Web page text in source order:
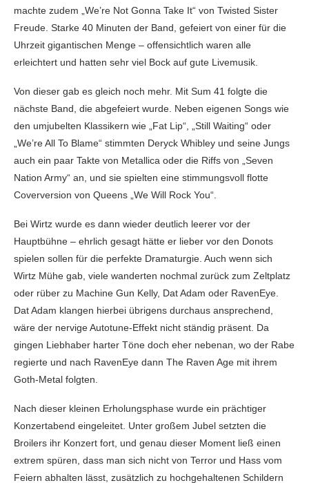
machte zudem „We’re Not Gonna Take It“ von Twisted Sister
Freude. Starke 40 Minuten der Band, gefeiert von einer für die
Uhrzeit gigantischen Menge – offensichtlich waren alle
erleichtert und hatten sehr viel Bock auf gute Livemusik.
Von dieser gab es gleich noch mehr. Mit Sum 41 folgte die
nächste Band, die abgefeiert wurde. Neben eigenen Songs wie
den umjubelten Klassikern wie „Fat Lip“, „Still Waiting“ oder
„We’re All To Blame“ stimmten Deryck Whibley und seine Jungs
auch ein paar Takte von Metallica oder die Riffs von „Seven
Nation Army“ an, und sie spielten eine stimmungsvoll flotte
Coverversion von Queens „We Will Rock You“.
Bei Wirtz wurde es dann wieder deutlich leerer vor der
Hauptbühne – ehrlich gesagt hätte er lieber vor den Donots
spielen sollen für die perfekte Dramaturgie. Auch wenn sich
Wirtz Mühe gab, viele wanderten nochmal zurück zum Zeltplatz
oder rüber zu Machine Gun Kelly, Dat Adam oder RavenEye.
Dat Adam klangen hierbei übrigens durchaus ansprechend,
wäre der nervige Autotune-Effekt nicht ständig präsent. Da
gingen Liebhaber harter Töne doch eher nebenan, wo der Rabe
regierte und nach RavenEye dann The Raven Age mit ihrem
Goth-Metal folgten.
Nach dieser kleinen Erholungsphase wurde ein prächtiger
Konzertabend eingeleitet. Unter großem Jubel setzten die
Broilers ihr Konzert fort, und genau dieser Moment ließ einen
extrem spüren, dass man sich nicht von Terror und Hass vom
Feiern abhalten lässt, zusätzlich zu hochgehaltenen Schildern